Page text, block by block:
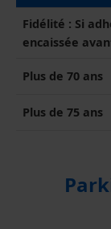
Fidélité : Si
encaissée
Plus de 70 ans
Plus de 75 ans